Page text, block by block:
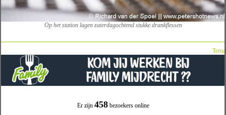
Er zijn 458bezoekers online
Op het station lagen zaterdagochtend stukke drankflessen
Terug